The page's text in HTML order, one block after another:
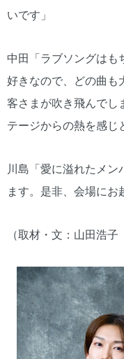
いです」
中田「ラブソングはも
好きなので、どの曲も
客さまが吹き飛んでし
テージからの熱を感じ
川島「愛に溢れたメン
ます。是非、会場にお
（取材・文：山田浩